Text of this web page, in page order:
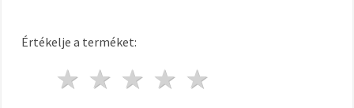
Értékelje a terméket:
4 csillagok
3 csillagok
2 csillagok
1 csillag